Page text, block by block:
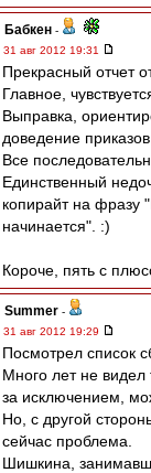
Бабкен -
31 авг 2012 19:31
Прекрасный отчет
Главное,
Выправка,
доведение
Все
Единственный
копирайт на фразу
начинается". :)
Короче, пять с
Summer -
31 авг 2012 19:29
Посмотрел список
Много лет не видел
за исключением,
Но, с другой
сейчас проблема.
Шишкина,